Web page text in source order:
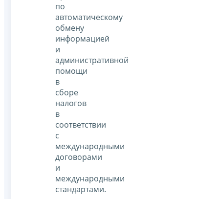
по
автоматическому
обмену
информацией
и
административной
помощи
в
сборе
налогов
в
соответствии
с
международными
договорами
и
международными
стандартами.